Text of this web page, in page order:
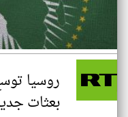
روسيا
بعثات جديدة في 4